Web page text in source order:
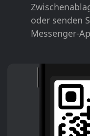
oder senden
Messenger-